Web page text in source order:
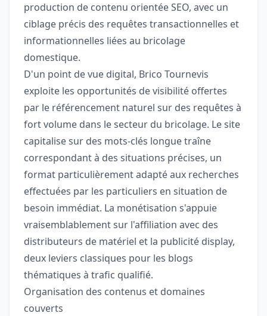
production de contenu orientée SEO, avec un
ciblage précis des requêtes transactionnelles et
informationnelles liées au bricolage
domestique.
D'un point de vue digital, Brico Tournevis
exploite les opportunités de visibilité offertes
par le référencement naturel sur des requêtes à
fort volume dans le secteur du bricolage. Le site
capitalise sur des mots-clés longue traîne
correspondant à des situations précises, un
format particulièrement adapté aux recherches
effectuées par les particuliers en situation de
besoin immédiat. La monétisation s'appuie
vraisemblablement sur l'affiliation avec des
distributeurs de matériel et la publicité display,
deux leviers classiques pour les blogs
thématiques à trafic qualifié.
Organisation des contenus et domaines
couverts